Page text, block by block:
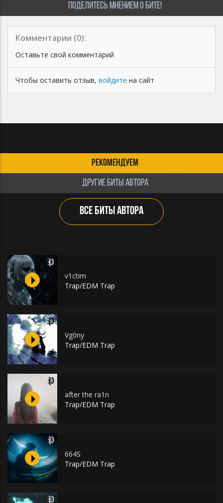
ПОДЕЛИТЕСЬ МНЕНИЕМ О БИТЕ!
Комментарии (0):
Оставьте свой комментарий
Чтобы оставить отзыв, войдите на сайт
РЕКОМЕНДУЕМ
ДРУГИЕ БИТЫ АВТОРА
ВСЕ БИТЫ АВТОРА
v1ctim
Trap/EDM Trap
Vg0ny
Trap/EDM Trap
after the ra1n
Trap/EDM Trap
664S
Trap/EDM Trap